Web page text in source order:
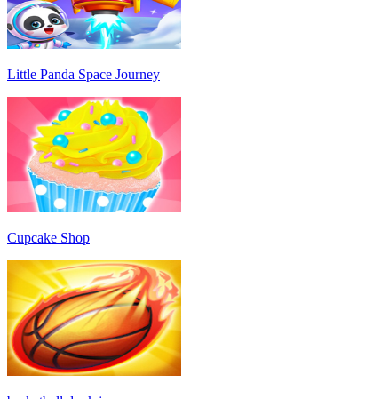
Little Panda Space Journey
Cupcake Shop